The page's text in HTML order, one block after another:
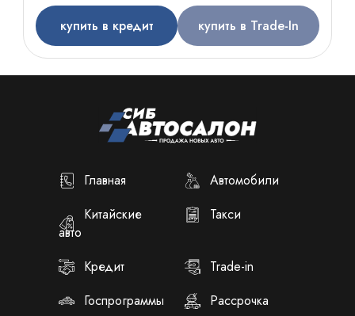
купить в кредит купить в Trade-In
Главная
Автомобили
Китайские
авто
Такси
Кредит
Trade-in
Госпрограммы
Рассрочка